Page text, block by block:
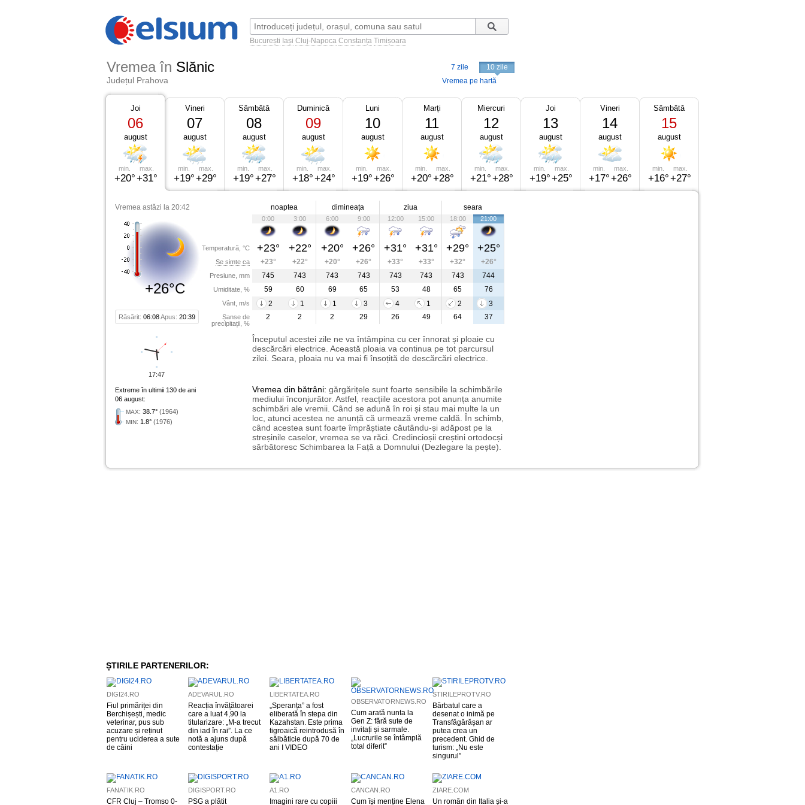
București Iași Cluj-Napoca Constanța Timișoara
Vremea în Slănic
Județul Prahova
7 zile
10 zile
Vremea pe hartă
Joi
06
august
min.
+20°
max.
+31°
Vineri
07
august
min.
+19°
max.
+29°
Sâmbătă
08
august
min.
+19°
max.
+27°
Duminică
09
august
min.
+18°
max.
+24°
Luni
10
august
min.
+19°
max.
+26°
Marți
11
august
min.
+20°
max.
+28°
Miercuri
12
august
min.
+21°
max.
+28°
Joi
13
august
min.
+19°
max.
+25°
Vineri
14
august
min.
+17°
max.
+26°
Sâmbătă
15
august
min.
+16°
max.
+27°
Vremea astăzi la 20:42
+26°C
Răsărit: 06:08Apus: 20:39
Temperatură, °C
Se simte ca
Presiune, mm
Umiditate, %
Vânt, m/s
Șanse de
precipitații, %
noaptea dimineața ziua seara
0:00 3:00 6:00 9:00 12:00 15:00 18:00 21:00
+23° +22° +20° +26° +31° +31° +29° +25°
+23° +22° +20° +26° +33° +33° +32°
+26°
745
743 743 743 743 743 743
744
59
60 69 65 53 48 65
76
2
1 1 3 4 1 2
3
2
2 2 29 26 49 64 37
Începutul acestei zile ne va întâmpina cu cer înnorat și ploaie cu
descărcări electrice. Această ploaia va continua pe tot parcursul
zilei. Seara, ploaia nu va mai fi însoțită de descărcări electrice.
Extreme în ultimii 130 de ani
06 august:
MAX: 38.7° (1964)
MIN: 1.8° (1976)
Vremea din bătrâni: gărgărițele sunt foarte sensibile la schimbările
mediului înconjurător. Astfel, reacțiile acestora pot anunța anumite
schimbări ale vremii. Când se adună în roi și stau mai multe la un
loc, atunci acestea ne anunță că urmează vreme caldă. În schimb,
când acestea sunt foarte împrăștiate căutându-și adăpost pe la
streșinile caselor, vremea se va răci. Credincioșii creștini ortodocși
sărbătoresc Schimbarea la Față a Domnului (Dezlegare la pește).
17:47
ȘTIRILE PARTENERILOR:
DIGI24.RO
Fiul primăriței din
Berchișești, medic
veterinar, pus sub
acuzare și reținut
pentru uciderea a sute
de câini
ADEVARUL.RO
Reacția învățătoarei
care a luat 4,90 la
titularizare: „M-a trecut
din iad în rai”. La ce
notă a ajuns după
contestație
LIBERTATEA.RO
„Speranța” a fost
eliberată în stepa din
Kazahstan. Este prima
tigroaică reintrodusă în
sălbăticie după 70 de
ani I VIDEO
OBSERVATORNEWS.RO
Cum arată nunta la
Gen Z: fără sute de
invitați și sarmale.
„Lucrurile se întâmplă
total diferit”
STIRILEPROTV.RO
Bărbatul care a
desenat o inimă pe
Transfăgărășan ar
putea crea un
precedent. Ghid de
turism: „Nu este
singurul”
FANATIK.RO
CFR Cluj – Tromso 0-
DIGISPORT.RO
PSG a plătit
A1.RO
Imagini rare cu copiii
CANCAN.RO
Cum își menține Elena
ZIARE.COM
Un român din Italia și-a